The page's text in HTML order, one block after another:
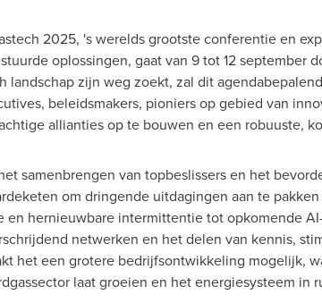
2025, 's werelds grootste conferentie en
oplossingen, gaat van 9 tot 12 september
landschap zijn weg zoekt, zal dit
beleidsmakers, pioniers op gebied van
allianties op te bouwen en een robuuste,
samenbrengen van topbeslissers en het
om dringende uitdagingen aan te
en hernieuwbare intermittentie tot opkomende
netwerken en het delen van kennis,
het een grotere bedrijfsontwikkeling mogelijk,
laat groeien en het energiesysteem in